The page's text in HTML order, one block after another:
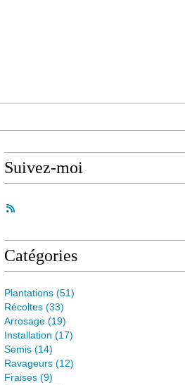
Suivez-moi
Catégories
Plantations (51)
Récoltes (33)
Arrosage (19)
Installation (17)
Semis (14)
Ravageurs (12)
Fraises (9)